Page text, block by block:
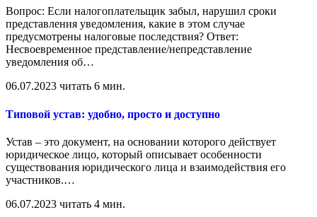
Вопрос: Если налогоплательщик забыл, нарушил сроки
представления уведомления, какие в этом случае
предусмотрены налоговые последствия? Ответ:
Несвоевременное представление/непредставление
уведомления об…
06.07.2023 читать 6 мин.
Типовой устав: удобно, просто и доступно
Устав – это документ, на основании которого действует
юридическое лицо, который описывает особенности
существования юридического лица и взаимодействия его
участников.…
06.07.2023 читать 4 мин.